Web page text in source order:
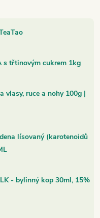
s třtinovým cukrem 1kg
vlasy, ruce a nohy 100g |
lísovaný (karotenoidů
- bylinný kop 30ml, 15%